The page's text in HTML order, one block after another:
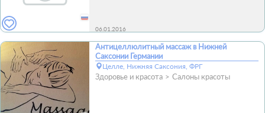
06.01.2016
Антицеллюлитный массаж в Нижней
Саксонии Германии
Целле, Нижняя Саксония, ФРГ
Здоровье и красота Салоны красоты